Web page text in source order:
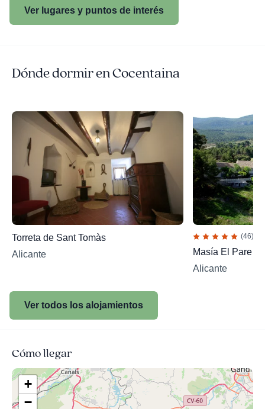
Ver lugares y puntos de interés
Dónde dormir en Cocentaina
Torreta de Sant Tomàs
Alicante
(46)
Masía El Pare
Alicante
Ver todos los alojamientos
Cómo llegar
+
−